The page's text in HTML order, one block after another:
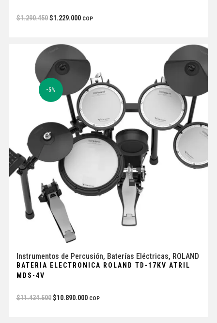
$1.290.450 $1.229.000 COP
-5%
Instrumentos de Percusión, Baterías Eléctricas, ROLAND
BATERIA ELECTRONICA ROLAND TD-17KV ATRIL
MDS-4V
$11.434.500 $10.890.000 COP